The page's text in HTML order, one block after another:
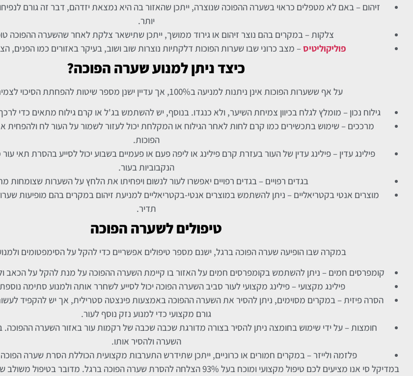
זיהום – באם לא מטפלים כראוי בשערה ההפוכה שנוצרה, ייתכן שהאזור בה היא נמצאת יזדהם, דבר זה גורם
יותר.
צלקות – במקרים בהם נוצר זיהום או גירוד ממושך, ייתכן שתישאר צלקת לאחר שהשערה ההפוכה
פוליקוליטיס– מצב כרוני שבו שערות הפוכות דלקתיות נוצרות שוב ושוב, בעיקר באזורים כמו הפנים,
כיצד ניתן למנוע שערה הפוכה?
על אף ששערות הפוכות אינן ניתנות למניעה ב100%, אך עדיין ישנן מספר שיטות להפחתת הסיכוי לצמיחה שלהן:
גילוח נכון – מומלץ לגלח בכיוון צמיחת השיער, ולא כנגדו. בנוסף, יש להשתמש בג'ל או קרם גילוח מתאים כדי
מרככים – שימוש בתכשירים כמו קרם לחות לאחר הגילוח או המקלחת יכול לעזור לשמור על העור לח ולהפחית
הפוכות.
פילינג עדין – פילינג עדין של העור בעזרת קרם פילינג או ליפה פעם או פעמיים בשבוע יכול לסייע בהסרת תאי
הנקבוביות בעור.
בגדים רפויים – בגדים רפויים יאפשרו לעור לנשום ויפחיתו את הלחץ על השערות שצומחות
מוצרים אנטי בקטריאליים – ניתן להשתמש במוצרים אנטי-בקטריאליים למניעת זיהום במקרים בהם מופיעות
תדיר.
טיפולים לשערה הפוכה
במקרה שבו הופיעה שערה הפוכה ברגל, ישנם מספר טיפולים אפשריים כדי להקל על הסימפטומים
קומפרסים חמים – ניתן להשתמש בקומפרסים חמים על האזור בו קיימת השערה ההפוכה על מנת להקל על הכאב
פילינג מקצועי – פילינג מקצועי לעור סביב השערה הפוכה יכול לסייע לשחרר אותה ולמנוע סתימה
הסרה פיזית – במקרים מסוימים, ניתן להסיר את השערה ההפוכה באמצעות פינצטה סטרילית, אך יש להקפיד
גורם מקצועי כדי למנוע נזק נוסף לעור.
חומצות – על ידי שימוש בחומצה ניתן להסיר בצורה מדורגת שכבה שכבה של רקמות עור באזור השערה ההפוכה.
השערה ולהסיר אותו.
פלזמה ולייזר – במקרים חמורים או כרוניים, ייתכן שתידרש התערבות מקצועית הכוללת הסרת שערה
במדיקל סי אנו מציעים לכם טיפול מקצועי ומוכח בעל 93% הצלחה להסרת שערה הפוכה ברגל. מדובר